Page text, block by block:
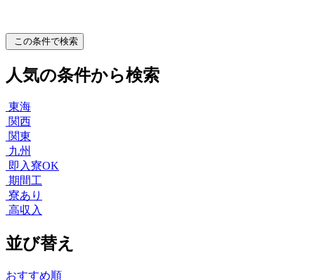
この条件で検索
人気の条件から検索
東海
関西
関東
九州
即入寮OK
期間工
寮あり
高収入
並び替え
おすすめ順